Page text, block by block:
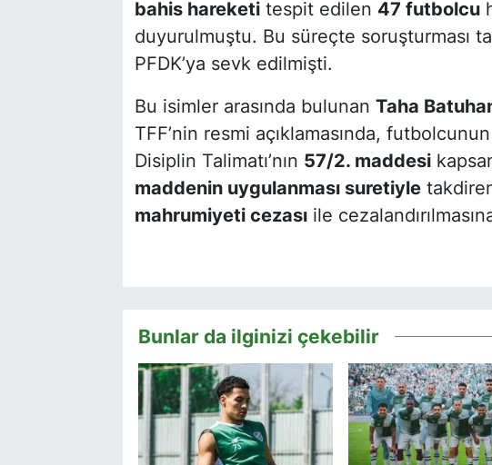
bahis hareketitespit edilen 47 futbolcu
duyurulmuştu. Bu süreçte soruşturması
PFDK’ya sevk edilmişti.
Bu isimler arasında bulunan Taha
TFF’nin resmi açıklamasında,
Disiplin Talimatı’nın 57/2. maddesi
maddenin uygulanması suretiyle
mahrumiyeti cezasıile
Bunlar da ilginizi çekebilir